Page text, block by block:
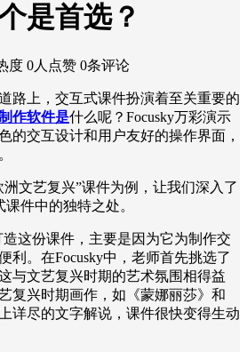
是首选？
度 0人点赞 0条评论
路上，交互式课件扮演着至关重要的
作软件是什么呢？Focusky万彩演示
的交互设计和用户友好的操作界面，
文艺复兴”课件为例，让我们深入了
件中的独特之处。
造这份课件，主要是因为它为制作交
利。在Focusky中，老师首先挑选了
与文艺复兴时期的艺术氛围相得益
复兴时期画作，如《蒙娜丽莎》和
详尽的文字解说，课件很快变得生动